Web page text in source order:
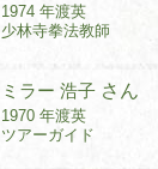
1974 年渡英
少林寺拳法教師
ミラー 浩子 さん
1970 年渡英
ツアーガイド